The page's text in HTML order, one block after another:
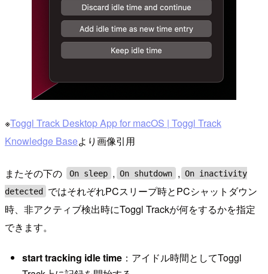
※Toggl Track Desktop App for macOS | Toggl Track
Knowledge Baseより画像引用
またその下の On sleep , On shutdown , On inactivity
detected
ではそれぞれPCスリープ時とPCシャットダウン
時、非アクティブ検出時にToggl Trackが何をするかを指定
できます。
start tracking idle time：アイドル時間としてToggl